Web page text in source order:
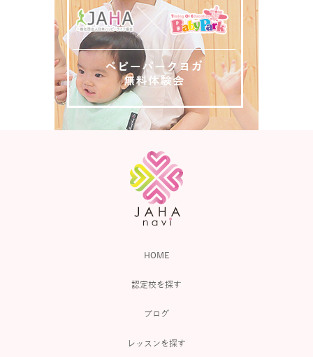
HOME
認定校を探す
ブログ
レッスンを探す